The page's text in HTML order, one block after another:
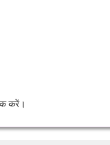
करें।